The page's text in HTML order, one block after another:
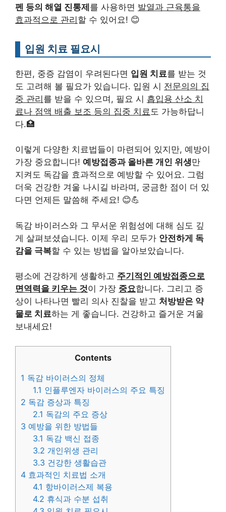
펜 등의 해열 진통제를 사용하면 발열과 근육통을
효과적으로 관리할 수 있어요! 😊
입원 치료 필요시
한편, 중증 감염이 우려된다면 입원 치료를 받는 것
도 고려해 볼 필요가 있습니다. 입원 시 전문의의 집
중 관리를 받을 수 있으며, 필요 시 흡입용 산소 치
료나 점액 배출 보조 등의 집중 치료 도 가능하답니
다.🏥
이렇게 다양한 치료법들이 마련되어 있지만, 예방이
가장 중요합니다! 예방접종과 올바른 개인 위생만
지켜도 독감을 효과적으로 예방할 수 있어요. 그럼
더욱 건강한 겨울 나시길 바라며, 궁금한 점이 더 있
다면 언제든 말씀해 주세요! 😊💪
독감 바이러스와 그 무서운 위험성에 대해 심도 깊
게 살펴보셨습니다. 이제 우리 모두가 안전하게 독
감을 극복할 수 있는 방법을 알아보았습니다.
평소에 건강하게 생활하고 주기적인 예방접종으로
면역력을 키우는 것이 가장 중요합니다. 그리고 증
상이 나타나면 빨리 의사 진찰을 받고 처방받은 약
물로 치료하는 게 좋습니다. 건강하고 즐거운 겨울
보내세요!
Contents
1 독감 바이러스의 정체
1.1 인플루엔자 바이러스의 주요 특징
2 독감 증상과 특징
2.1 독감의 주요 증상
3 예방을 위한 방법들
3.1 독감 백신 접종
3.2 개인위생 관리
3.3 건강한 생활습관
4 효과적인 치료법 소개
4.1 항바이러스제 복용
4.2 휴식과 수분 섭취